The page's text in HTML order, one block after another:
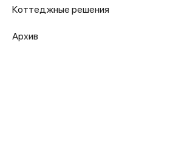
Коттеджные решения
Архив